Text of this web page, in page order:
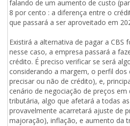
falando de um aumento de custo
8 por cento : a diferença entre o
que passará a ser aproveitado em
Existirá a alternativa de pagar a CBS
nesse caso, a empresa passará a
crédito. É preciso verificar se será
considerando a margem, o perfil dos
precisar ou não de crédito), e,
cenário de negociação de preços
tributária, algo que afetará a todas
provavelmente acarretará ajuste de
majoração), inflação, e aumento da